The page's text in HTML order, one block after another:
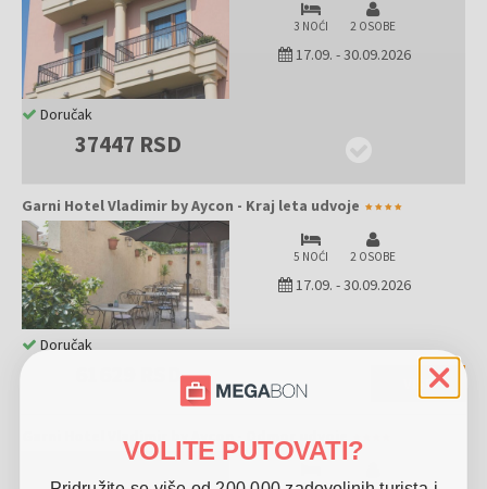
3 NOĆI 2 OSOBE
17.09. -30.09.2026
37447 RSD
Doručak
Garni Hotel Vladimir by Aycon - Kraj leta udvoje
5 NOĆI 2 OSOBE
17.09. -30.09.2026
61629 RSD VIŠE
Doručak
VOLITE PUTOVATI?